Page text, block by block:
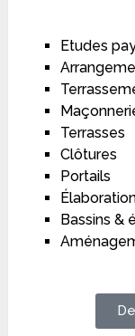
Etudes
Terrasses
Clôtures
Portails
Bassins &